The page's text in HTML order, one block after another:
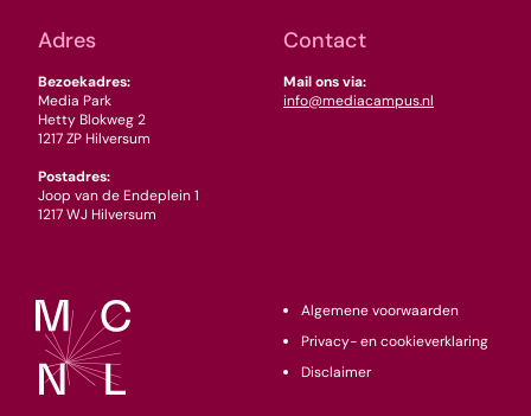
Adres
Bezoekadres:
Media Park
Hetty Blokweg 2
1217 ZP Hilversum
Postadres:
Joop van de Endeplein 1
1217 WJ Hilversum
Contact
Mail ons via:
info@mediacampus.nl
Algemene voorwaarden
Privacy- en cookieverklaring
Disclaimer